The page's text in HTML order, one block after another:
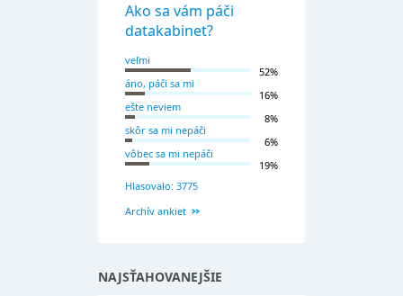
Ako sa vám páči
datakabinet?
veľmi
52%
áno, páči sa mi
16%
ešte neviem
8%
skôr sa mi nepáči
6%
vôbec sa mi nepáči
19%
Hlasovalo: 3775
Archív ankiet
NAJSŤAHOVANEJŠIE